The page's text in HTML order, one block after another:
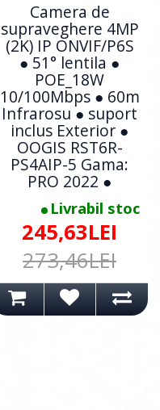
Camera de
supraveghere 4MP
(2K) IP ONVIF/P6S
● 51° lentila ●
POE_18W
10/100Mbps ● 60m
Infrarosu ● suport
inclus Exterior ●
OOGIS RST6R-
PS4AIP-5 Gama:
PRO 2022 ●
Livrabil stoc
245,63LEI
273,46LEI